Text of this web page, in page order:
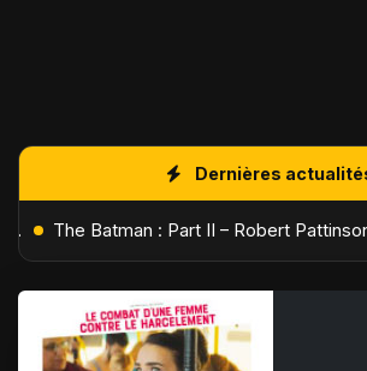
Dernières
L'Âge de Glace : Le Réveil du Volcan – Manny, Sid et Diego de retour pour une aventure explosive